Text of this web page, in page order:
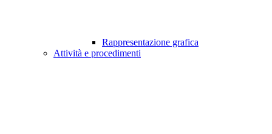
Rappresentazione grafica
Attività e procedimenti